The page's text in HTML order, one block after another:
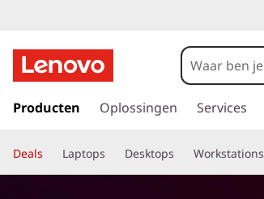
a
a
r
Producten Oplossingen Services
Deals Laptops Desktops Workstations